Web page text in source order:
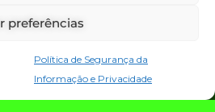
preferências
Política de Segurança da
Informação e Privacidade